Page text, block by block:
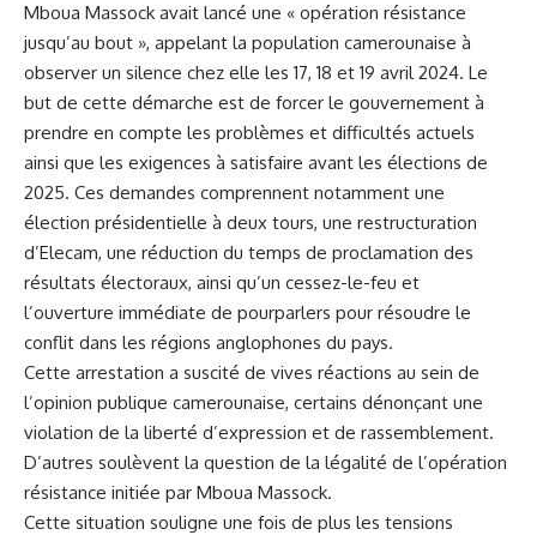
Mboua Massock avait lancé une « opération résistance
jusqu’au bout »,⁤ appelant la population camerounaise à
observer un ⁢silence chez elle les 17, 18 et 19‍ avril 2024. Le
but de cette démarche est de forcer le gouvernement à
prendre en compte les problèmes et difficultés‌ actuels
ainsi que les exigences à satisfaire avant les élections de
2025. ⁢Ces demandes comprennent notamment⁣ une
élection présidentielle‌ à deux tours, une restructuration
d’Elecam, une réduction du‍ temps de proclamation des
résultats électoraux, ainsi​ qu’un cessez-le-feu et
l’ouverture‍ immédiate de pourparlers pour résoudre le
conflit dans ‌les régions anglophones du ⁣pays.
Cette arrestation a suscité de‌ vives réactions au sein de
l’opinion publique ​camerounaise, certains dénonçant une
violation de la liberté d’expression et de rassemblement.
D’autres soulèvent la question de la légalité de l’opération
résistance initiée par Mboua Massock.
Cette situation souligne une fois de plus les​ tensions